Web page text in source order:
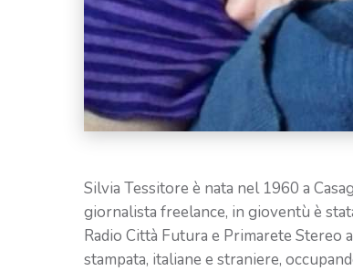
Silvia Tessitore è nata nel 1960 a
giornalista freelance, in gioventù è
Radio Città Futura e Primarete Stereo
stampata, italiane e straniere,